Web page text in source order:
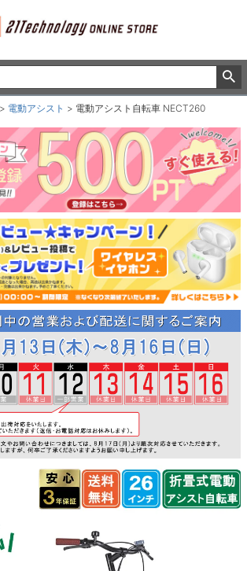
電動アシスト 電動アシスト自転車 NECT260